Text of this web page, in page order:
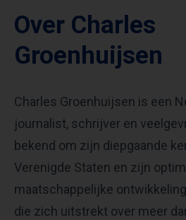
Over Charles
Groenhuijsen
Charles Groenhuijsen is een
journalist, schrijver en
bekend om zijn diepgaande
Verenigde Staten en zijn
maatschappelijke
die zich uitstrekt over meer